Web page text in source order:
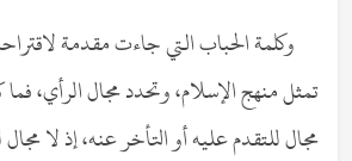
وكلمة الحباب التي جاءت مقدمة
تمثل منهج الإسلام، وتحدد مجال الرأي، فما
مجال للتقدم عليه أو التأخر عنه، إذ لا